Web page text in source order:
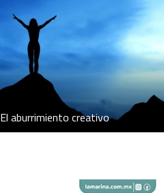
El aburrimiento creativo